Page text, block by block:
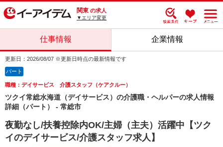
関東 の求人
▼エリア変更
仕事情報 企業情報
更新日：2026/08/07 ※更新日時点の最新情報です
パート
職種：デイサービス 介護スタッフ（ケアクルー）
ツクイ常総水海道（デイサービス）の介護職・ヘルパーの求人情報
詳細（パート） - 常総市
夜勤なし/扶養控除内OK/主婦（主夫）活躍中【ツク
イのデイサービス/介護スタッフ求人】